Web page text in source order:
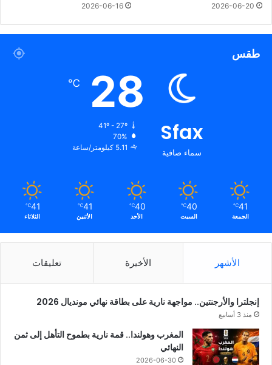
2026-06-20
2026-06-16
طقس
Sfax
سماء صافية
28
℃
41º - 27º
70%
5.11 كيلومتر/ساعة
41
℃
الجمعة
40
℃
السبت
40
℃
الأحد
41
℃
الأثنين
41
℃
الثلاثاء
الأشهر الأخيرة تعليقات
إنجلترا والأرجنتين.. مواجهة نارية على بطاقة نهائي مونديال 2026
منذ 3 أسابيع
المغرب وهولندا.. قمة نارية بطموح التأهل إلى ثمن
النهائي
2026-06-30